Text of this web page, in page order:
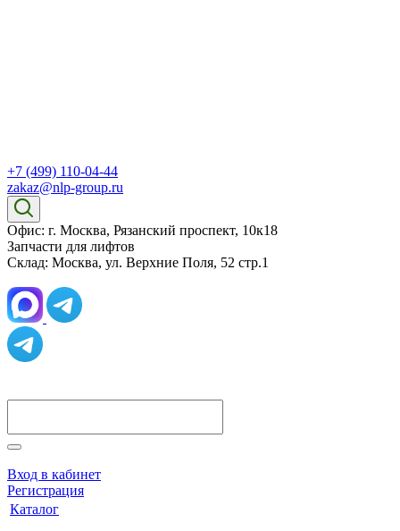
+7 (499) 110-04-44
zakaz@nlp-group.ru
Офис: г. Москва, Рязанский проспект, 10к18
Запчасти для лифтов
Склад: Москва, ул. Верхние Поля, 52 стр.1
Вход в кабинет
Регистрация
Каталог